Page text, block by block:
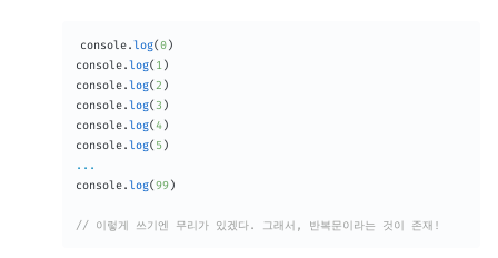
console.log(0)
console.log( 1)
console.log(2 )
console.log(3 )
console.log(4)
console.log( 5)
...
console.log(99)
// 이렇게 쓰기엔 무리가 있겠다. 그래서, 반복문이라는 것이 존재!